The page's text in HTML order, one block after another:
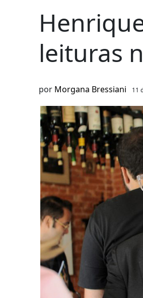
leituras
por Morgana Bressiani 11